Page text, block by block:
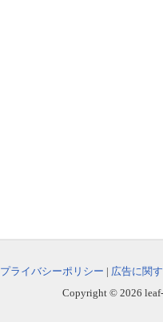
プライバシーポリシー | 広告に関
Copyright © 2026